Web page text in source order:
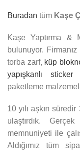
Buradan tüm Kaşe
Kaşe Yaptırma &
bulunuyor.
torba zarf, küp
yapışkanlı sticker
paketleme
10 yılı aşkın
ulaştırdık.
memnuniyeti ile
Aldığımız tüm